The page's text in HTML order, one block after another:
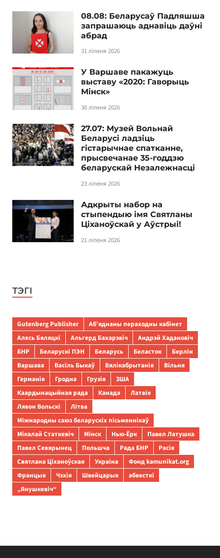
08.08: Беларусаў Падляшша
запрашаюць аднавіць даўні
абрад
31 ліпеня 2026
У Варшаве пакажуць
выставу «2020: Гаворыць
Мінск»
30 ліпеня 2026
27.07: Музей Вольнай
Беларусі ладзіць
гістарычнае спатканне,
прысвечанае 35-годдзю
беларускай Незалежнасці
23 ліпеня 2026
Адкрыты набор на
стыпендыю імя Святланы
Ціханоўскай у Аўстрыі!
21 ліпеня 2026
ТЭГІ
Gutenberg Publisher
Аб’яднаны пераходны кабінет
Алесь Бяляцкі
Альгерд Бахарэвіч
Андрэй Хадановіч
БНР
Беларускі ПЭН Беларусь Беласток
Берлін
Варшава
Васіль Быкаў Вялікабрытанія
Вільня
Германія
Гродна Грузія
ЗША
Каардынацыйная рада
Канада
Латвія
Лявон Вольскі
Літва
Міжнародны саюз беларускіх пісьменнікаў
Мікалай Статкевіч
Мінск Нью-Ёрк
Павел Латушка
Павел Севярынец
Польшча Рада БНР
Расія
Святлана Ціханоўская
Украіна
Фонд kamunikat.org
Францыя
Чэхія Швейцарыя
абвесткі
„Янушкевіч“